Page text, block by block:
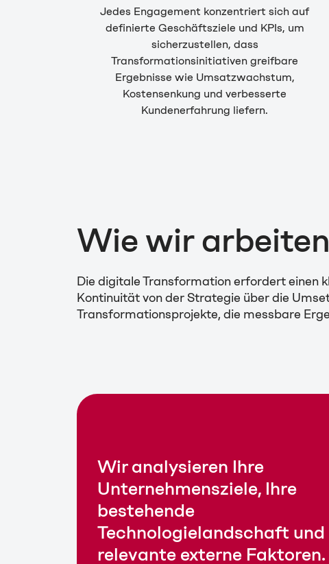
Jedes Engagement konzentriert sich auf
definierte Geschäftsziele und KPIs, um
sicherzustellen, dass
Transformationsinitiativen greifbare
Ergebnisse wie Umsatzwachstum,
Kostensenkung und verbesserte
Kundenerfahrung liefern.
Wie wir arbeiten
Die digitale Transformation erfordert einen
Kontinuität von der Strategie über die
Transformationsprojekte, die messbare
Wir analysieren Ihre
Unternehmensziele, Ihre
bestehende
Technologielandschaft und
relevante externe Faktoren.